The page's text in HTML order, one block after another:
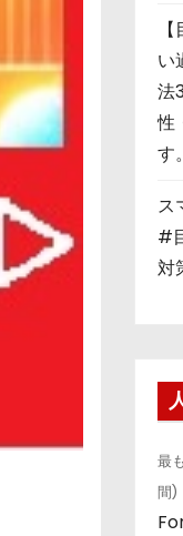
い
法
性
す
ス
#
対
最
間)